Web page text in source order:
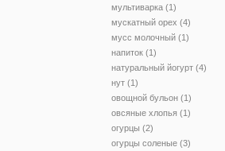
мультиварка (1)
мускатный орех (4)
мусс молочный (1)
напиток (1)
натуральный йогурт (4)
нут (1)
овощной бульон (1)
овсяные хлопья (1)
огурцы (2)
огурцы соленые (3)